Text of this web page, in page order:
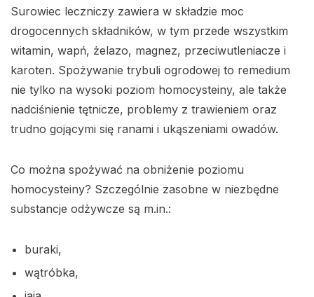
Surowiec leczniczy zawiera w składzie moc
drogocennych składników, w tym przede wszystkim
witamin, wapń, żelazo, magnez, przeciwutleniacze i
karoten. Spożywanie trybuli ogrodowej to remedium
nie tylko na wysoki poziom homocysteiny, ale także
nadciśnienie tętnicze, problemy z trawieniem oraz
trudno gojącymi się ranami i ukąszeniami owadów.
Co można spożywać na obniżenie poziomu
homocysteiny? Szczególnie zasobne w niezbędne
substancje odżywcze są m.in.:
buraki,
wątróbka,